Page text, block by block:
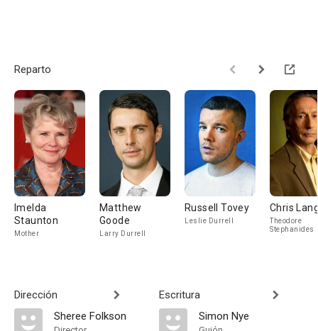
Reparto
Imelda
Staunton
Mother
Matthew
Goode
Larry Durrell
Russell Tovey
Leslie Durrell
Chris
Theodore
Stephanides
Dirección
Sheree Folkson
Escritura
Simon Nye